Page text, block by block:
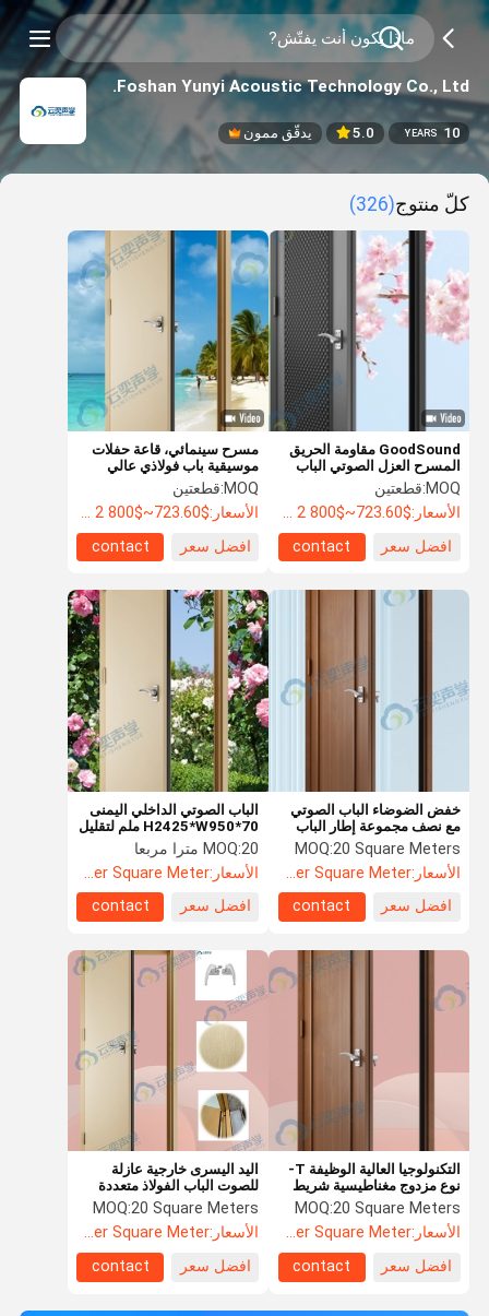
Foshan Yunyi Acoustic Technology Co., Ltd.
10
YEARS
5.0 يدقّق ممون
كلّ منتوج(326)
مسرح سينمائي، قاعة حفلات
موسيقية باب فولاذي عالي
الجودة باب مضاد للحريق باب
معصوم للصوت باب مع شهادة
معصوم للصوت
MOQ: قطعتين
الأسعار:$723.60~$800 2 - 49 pieces, $638.80 50~$720 99 pieces , 100 - 199 pieces $621.7
افضل سعر
contact
GoodSound مقاومة الحريق
المسرح العزل الصوتي الباب
الصوتي الصلب
MOQ: قطعتين
الأسعار:$723.60~$800 2 - 49 pieces, $638.80 50~$720 99 pieces , 100 - 199 pieces $621.7
افضل سعر
contact
الباب الصوتي الداخلي اليمنى
H2425*W950*70 ملم لتقليل
الضوضاء والخصوصية
MOQ:20 مترا مربعا
الأسعار:US$104.8 Per Square Meter
افضل سعر
contact
خفض الضوضاء الباب الصوتي
مع نصف مجموعة إطار الباب
والعتبة
MOQ:20 Square Meters
الأسعار:US$104.8 Per Square Meter
افضل سعر
contact
اليد اليسرى خارجية عازلة
للصوت الباب الفولاذ متعددة
الطبقات عزل الكثافة المركبة
MOQ:20 Square Meters
الأسعار:US$104.8 Per Square Meter
افضل سعر
contact
التكنولوجيا العالية الوظيفة T-
نوع مزدوج مغناطيسية شريط
الختم و جامس إطار الباب
الصوتي الدليل مخصصة
MOQ:20 Square Meters
الأسعار:US$104.8 Per Square Meter
افضل سعر
contact